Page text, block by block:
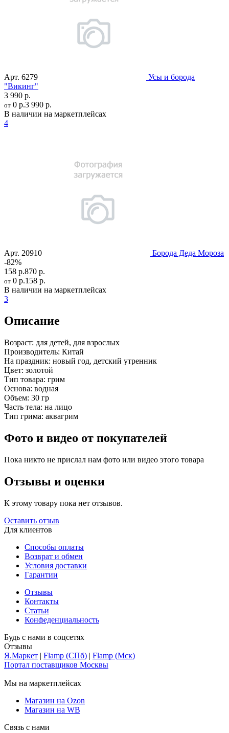
Арт. 6279
Усы и борода
"Викинг"
3 990 р.
от 0 р.3 990 р.
В наличии на маркетплейсах
4
Арт. 20910
Борода Деда Мороза
-82%
158 р.870 р.
от 0 р.158 р.
В наличии на маркетплейсах
3
Описание
Возраст: для детей, для взрослых
Производитель: Китай
На праздник: новый год, детский утренник
Цвет: золотой
Тип товара: грим
Основа: водная
Объем: 30 гр
Часть тела: на лицо
Тип грима: аквагрим
Фото и видео от покупателей
Пока никто не прислал нам фото или видео этого товара
Отзывы и оценки
К этому товару пока нет отзывов.
Оставить отзыв
Для клиентов
Способы оплаты
Возврат и обмен
Условия доставки
Гарантии
Отзывы
Контакты
Статьи
Конфеденциальность
Будь с нами в соцсетях
Отзывы
Я.Маркет | Flamp (СПб) | Flamp (Мск)
Портал поставщиков Москвы
Мы на маркетплейсах
Магазин на Ozon
Магазин на WB
Связь с нами